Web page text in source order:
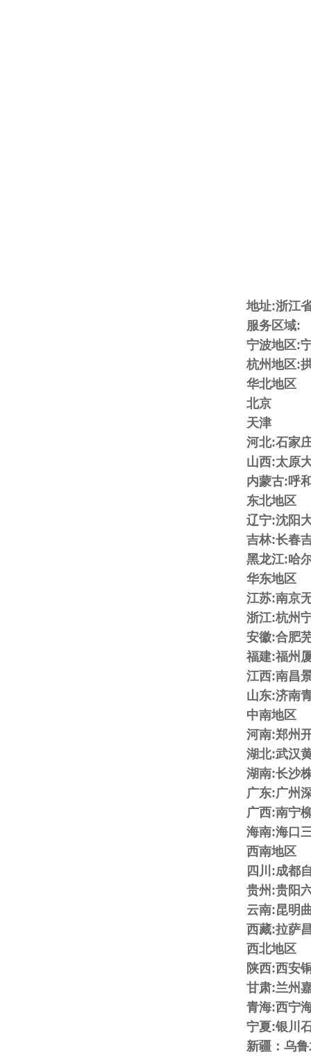
地址:浙江
服务区域:
宁波地区:
杭州地区:
华北地区
北京
天津
河北:石家
山西:太原
内蒙古:呼
东北地区
辽宁:沈阳
吉林:长春
黑龙江:哈
华东地区
江苏:南京
浙江:杭州
安徽:合肥
福建:福州
江西:南昌
山东:济南
中南地区
河南:郑州
湖北:武汉
湖南:长沙
广东:广州
广西:南宁
海南:海口
西南地区
四川:成都
贵州:贵阳
云南:昆明
西藏:拉萨
西北地区
陕西:西安
甘肃:兰州
青海:西宁
宁夏:银川
新疆：乌